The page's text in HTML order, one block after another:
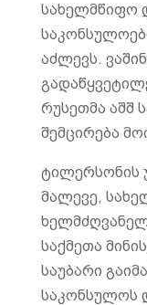
სახელმწიფო
აძლევს.
რუსეთმა აშშ
შემცირება
ტილერსონის
მალევე,
საქმეთა
საუბარი
საკონსულოს